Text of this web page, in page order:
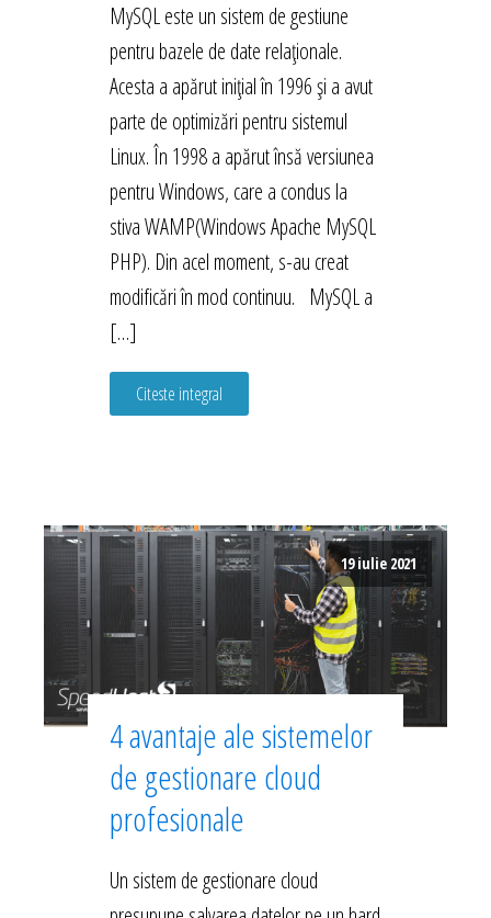
MySQL este un sistem de gestiune
pentru bazele de date relaționale.
Acesta a apărut inițial în 1996 și a avut
parte de optimizări pentru sistemul
Linux. În 1998 a apărut însă versiunea
pentru Windows, care a condus la
stiva WAMP(Windows Apache MySQL
PHP). Din acel moment, s-au creat
modificări în mod continuu. MySQL a
[…]
Citeste integral
19 iulie 2021
4 avantaje ale sistemelor
de gestionare cloud
profesionale
Un sistem de gestionare cloud